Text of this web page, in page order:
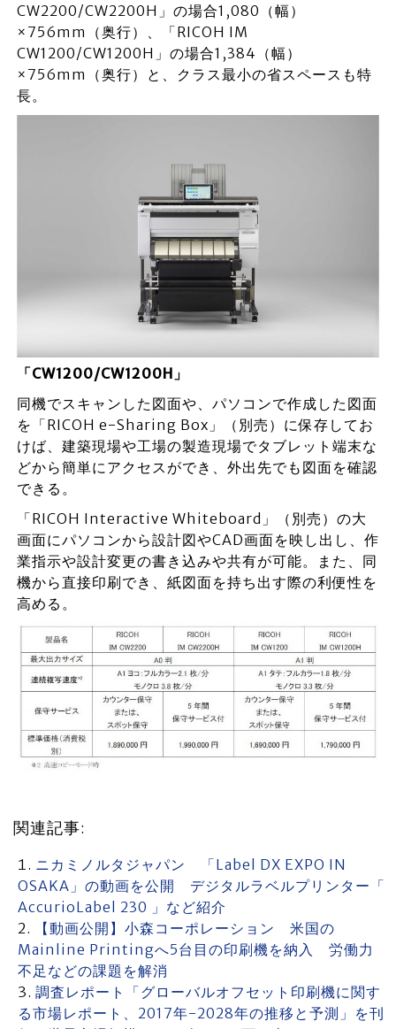
CW2200/CW2200H」の場合1,080（幅）
×756mm（奥行）、「RICOH IM
CW1200/CW1200H」の場合1,384（幅）
×756mm（奥行）と、クラス最小の省スペースも特
長。
「CW1200/CW1200H」
同機でスキャンした図面や、パソコンで作成した図面
を「RICOH e-Sharing Box」（別売）に保存してお
けば、建築現場や工場の製造現場でタブレット端末な
どから簡単にアクセスができ、外出先でも図面を確認
できる。
「RICOH Interactive Whiteboard」（別売）の大
画面にパソコンから設計図やCAD画面を映し出し、作
業指示や設計変更の書き込みや共有が可能。また、同
機から直接印刷でき、紙図面を持ち出す際の利便性を
高める。
関連記事:
ニカミノルタジャパン 「Label DX EXPO IN
OSAKA」の動画を公開 デジタルラベルプリンター「
AccurioLabel 230 」など紹介
【動画公開】小森コーポレーション 米国の
Mainline Printingへ5台目の印刷機を納入 労働力
不足などの課題を解消
調査レポート「グローバルオフセット印刷機に関す
る市場レポート、2017年-2028年の推移と予測」を刊